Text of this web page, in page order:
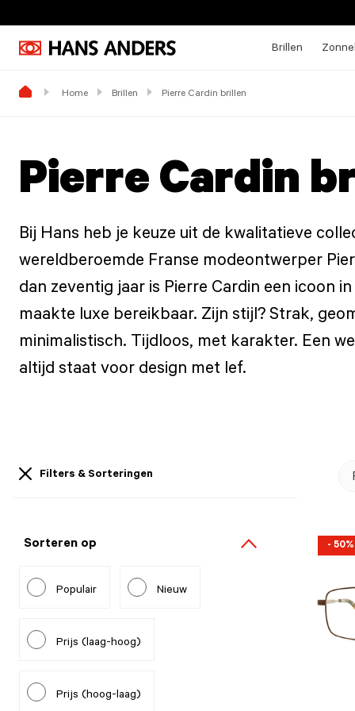
Brillen
Home Brillen Pierre Cardin brillen
Pierre Cardin
Bij Hans heb je keuze uit de kwalitatieve
wereldberoemde Franse modeontwerper
dan zeventig jaar is Pierre Cardin een icoon
maakte luxe bereikbaar. Zijn stijl? Strak,
minimalistisch. Tijdloos, met karakter. Een
altijd staat voor design met lef.
Filters & Sorteringen
Sorteren op
Populair Nieuw
Prijs (laag-hoog)
Prijs (hoog-laag)
-